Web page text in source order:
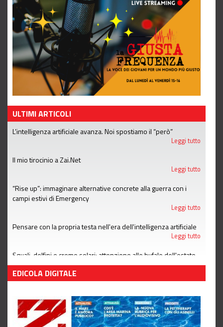
ULTIMI ARTICOLI
L’intelligenza artificiale avanza. Noi spostiamo il “però”
Leggi tutto
Il mio tirocinio a Zai.Net
Leggi tutto
“Rise up”: immaginare alternative concrete alla guerra con i
campi estivi di Emergency
Leggi tutto
Pensare con la propria testa nell'era dell'intelligenza artificiale
Leggi tutto
Squali, delfini e creme solari: attenzione alle bufale dell'estate
Leggi tutto
EDICOLA DIGITALE